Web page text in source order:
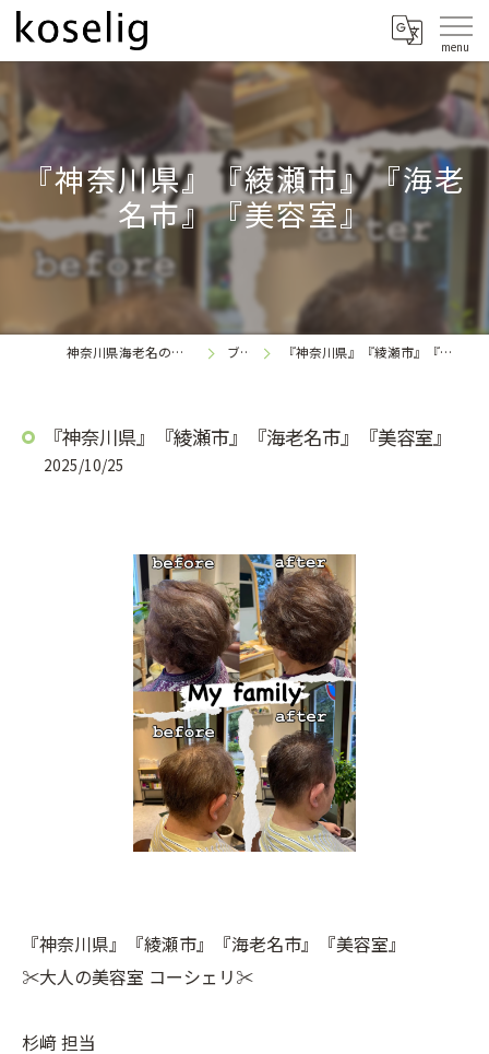
『神奈川県』『綾瀬市』『海老
名市』『美容室』
神奈川県海老名の美容室なら koselig
ブログ 『神奈川県』『綾瀬市』『海老名市』『美容室』
『神奈川県』『綾瀬市』『海老名市』『美容室』
2025/10/25
『神奈川県』『綾瀬市』『海老名市』『美容室』
✂︎大人の美容室 コーシェリ✂︎
杉﨑 担当